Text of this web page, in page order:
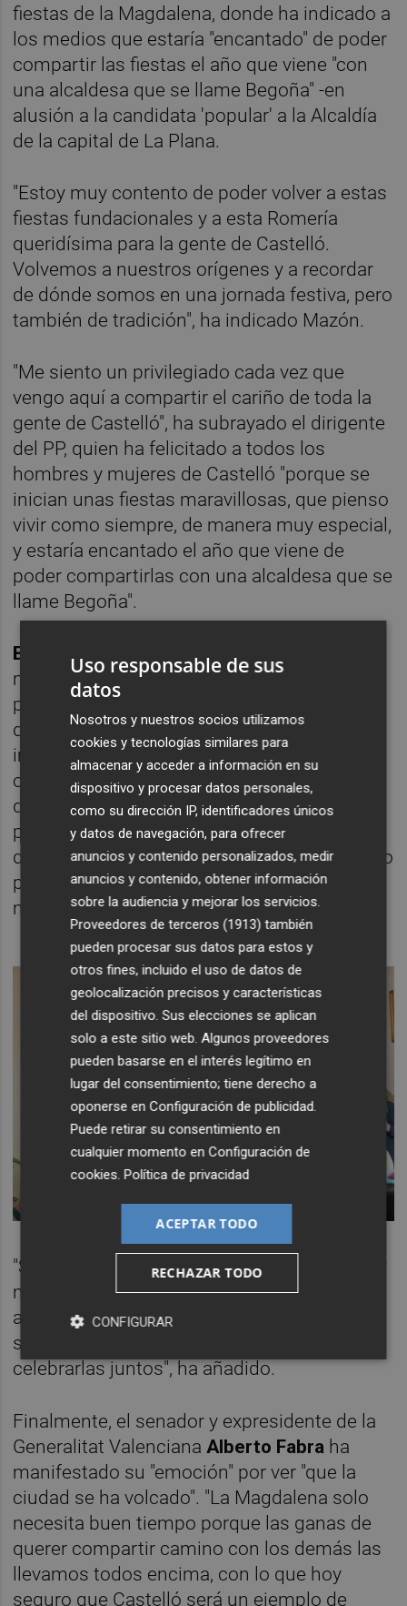
fiestas de la Magdalena, donde ha indicado a
los medios que estaría "encantado" de poder
compartir las fiestas el año que viene "con
una alcaldesa que se llame Begoña" -en
alusión a la candidata 'popular' a la Alcaldía
de la capital de La Plana.
"Estoy muy contento de poder volver a estas
fiestas fundacionales y a esta Romería
queridísima para la gente de Castelló.
Volvemos a nuestros orígenes y a recordar
de dónde somos en una jornada festiva, pero
también de tradición", ha indicado Mazón.
"Me siento un privilegiado cada vez que
vengo aquí a compartir el cariño de toda la
gente de Castelló", ha subrayado el dirigente
del PP, quien ha felicitado a todos los
hombres y mujeres de Castelló "porque se
inician unas fiestas maravillosas, que pienso
vivir como siempre, de manera muy especial,
y estaría encantado el año que viene de
poder compartirlas con una alcaldesa que se
llame Begoña".
Begoña Carrasco
, por su lado, que se ha
mostrado convencida de que Mazón será el
próximo presidente de la Generalitat, ha
destacado que hoy es un día "muy
importante" para los castellonenses, "de
orgullo y genealogía, de tradición, de fiesta,
que llevábamos mucho tiempo esperando
porque entre la pandemia y la
desorganización y la lluvia del año pasado no
pudimos celebrarlo ni disfrutarlo como nos
merecemos".
"Será una jornada inmensa, intensa, festiva y
multitudinaria porque los castellonenses
ayer demostraron que quieren a su ciudad, a
sus fiestas y que tenían muchas ganas de
celebrarlas juntos", ha añadido.
Finalmente, el senador y expresidente de la
Generalitat Valenciana Alberto Fabra ha
manifestado su "emoción" por ver "que la
ciudad se ha volcado". "La Magdalena solo
necesita buen tiempo porque las ganas de
querer compartir camino con los demás las
llevamos todos encima, con lo que hoy
seguro que Castelló será un ejemplo de
Uso responsable de sus
datos
Nosotros y nuestros socios utilizamos
cookies y tecnologías similares para
almacenar y acceder a información en su
dispositivo y procesar datos personales,
como su dirección IP, identificadores únicos
y datos de navegación, para ofrecer
anuncios y contenido personalizados, medir
anuncios y contenido, obtener información
sobre la audiencia y mejorar los servicios.
Proveedores de terceros (1913) también
pueden procesar sus datos para estos y
otros fines, incluido el uso de datos de
geolocalización precisos y características
del dispositivo. Sus elecciones se aplican
solo a este sitio web. Algunos proveedores
pueden basarse en el interés legítimo en
lugar del consentimiento; tiene derecho a
oponerse enConfiguración de publicidad.
Puede retirar su consentimiento en
cualquier momento enConfiguración de
cookies.Política de privacidad
ACEPTAR TODO
RECHAZAR TODO
CONFIGURAR